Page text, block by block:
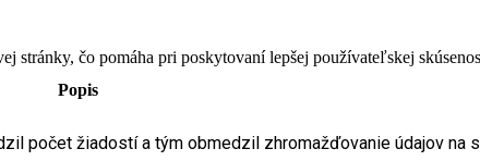
čo pomáha pri poskytovaní lepšej používateľskej
Popis
počet žiadostí a tým obmedzil zhromažďovanie údajov na